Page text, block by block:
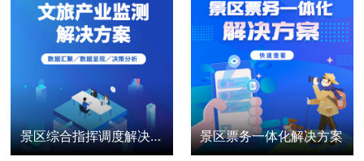
景区综合指挥调度解决方案 景区票务一体化解决方案